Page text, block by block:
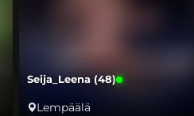
Seija_Leena (48)
Lempäälä